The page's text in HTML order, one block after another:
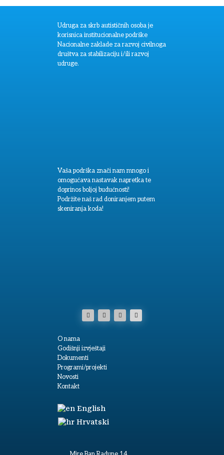
Udruga za skrb autističnih osoba je
korisnica institucionalne podrške
Nacionalne zaklade za razvoj civilnoga
društva za stabilizaciju i/ili razvoj
udruge.
Vaša podrška znači nam mnogo i
omogućava nastavak napretka te
doprinos boljoj budućnosti!
Podržite naš rad doniranjem putem
skeniranja koda!
O nama
Godišnji izvještaji
Dokumenti
Programi/projekti
Novosti
Kontakt
English
Hrvatski